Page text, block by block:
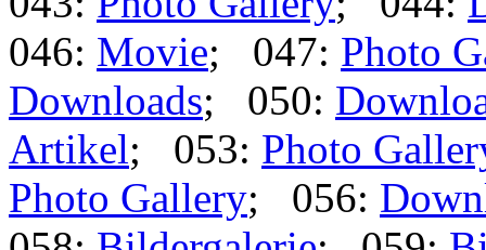
046: Movie; 047: Photo
Downloads; 050:
Artikel; 053: Photo
Photo Gallery; 056: